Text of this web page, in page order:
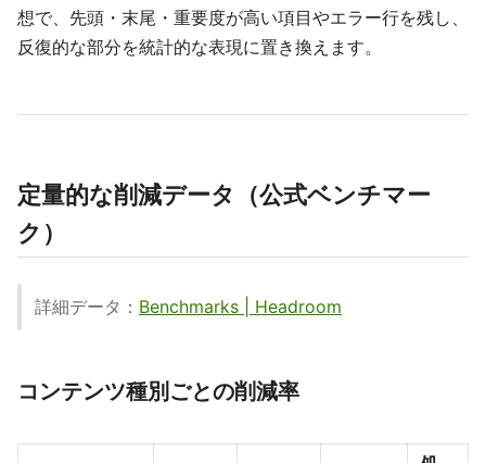
想で、先頭・末尾・重要度が高い項目やエラー行を残し、
反復的な部分を統計的な表現に置き換えます。
定量的な削減データ（公式ベンチマー
ク）
詳細データ： Benchmarks | Headroom
コンテンツ種別ごとの削減率